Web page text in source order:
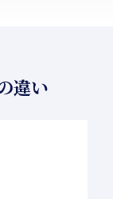
違い